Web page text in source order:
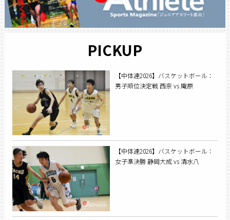
PICKUP
【中体連2026】バスケットボール：
男子順位決定戦 西奈 vs 庵原
【中体連2026】バスケットボール：
女子準決勝 静岡大成 vs 清水八